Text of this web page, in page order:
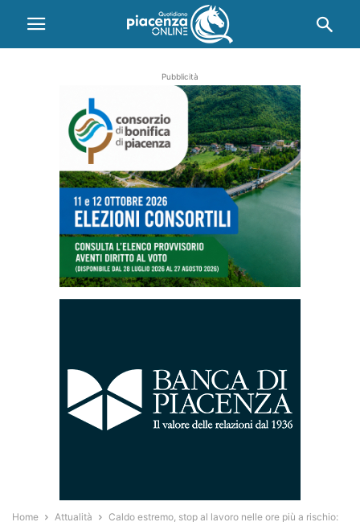
Pubblicità
Home Attualità
Caldo estremo, stop al lavoro nelle ore più a rischio: